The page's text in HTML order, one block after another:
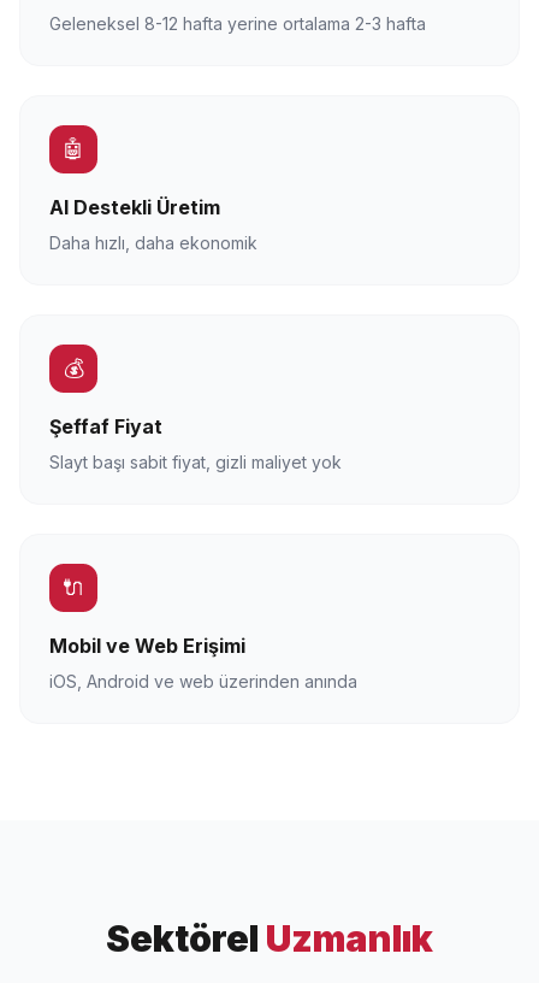
Geleneksel 8-12 hafta yerine ortalama 2-3 hafta
🤖
AI Destekli Üretim
Daha hızlı, daha ekonomik
💰
Şeffaf Fiyat
Slayt başı sabit fiyat, gizli maliyet yok
🔌
Mobil ve Web Erişimi
iOS, Android ve web üzerinden anında
Sektörel Uzmanlık